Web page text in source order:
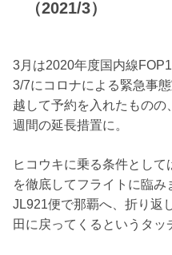
（2021/3）
3月は2020年度国内線
3/7にコロナによる緊急事
越して予約を入れたもの
週間の延長措置に。
ヒコウキに乗る条件とし
を徹底してフライトに臨
JL921便で那覇へ、折り返
田に戻ってくるというタッ